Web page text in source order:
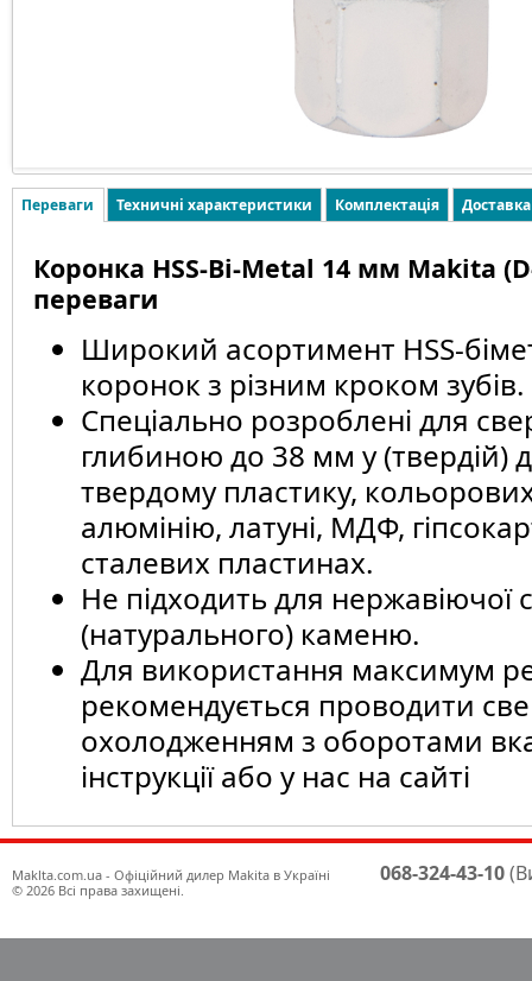
Переваги Техничні характеристики Комплектація
Коронка HSS-Bi-Metal 14 мм Makita
переваги
Широкий асортимент HSS-
коронок з різним кроком зубів.
Спеціально розроблені для
глибиною до 38 мм у (твердій)
твердому пластику,
алюмінію, латуні, МДФ,
сталевих пластинах.
Не підходить для нержавіючої
(натурального) каменю.
Для використання максимум
рекомендується проводити
охолодженням з оборотами
інструкції або у нас на сайті
Maklta.com.ua - Офіційний дилер Makita в Україні
© 2026 Всі права захищені.
068-324-43-10